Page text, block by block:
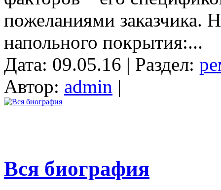
пожеланиями заказчика.
напольного покрытия:...
Дата: 09.05.16 | Раздел:
Автор: admin |
Вся биография